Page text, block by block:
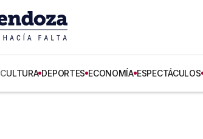
CULTURA DEPORTES ECONOMÍA ESPECTÁCULOS